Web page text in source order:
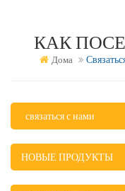
КАК
Дома
связаться с нами
НОВЫЕ ПРОДУКТЫ